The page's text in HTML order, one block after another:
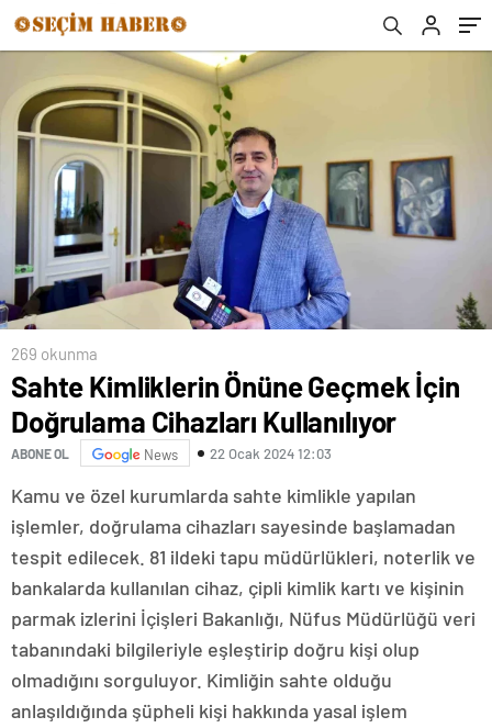
269 okunma
Sahte Kimliklerin Önüne Geçmek İçin
Doğrulama Cihazları Kullanılıyor
ABONE OL News 22 Ocak 2024 12:03
Kamu ve özel kurumlarda sahte kimlikle yapılan
işlemler, doğrulama cihazları sayesinde başlamadan
tespit edilecek. 81 ildeki tapu müdürlükleri, noterlik ve
bankalarda kullanılan cihaz, çipli kimlik kartı ve kişinin
parmak izlerini İçişleri Bakanlığı, Nüfus Müdürlüğü veri
tabanındaki bilgileriyle eşleştirip doğru kişi olup
olmadığını sorguluyor. Kimliğin sahte olduğu
anlaşıldığında şüpheli kişi hakkında yasal işlem